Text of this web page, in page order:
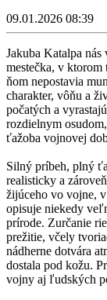
09.01.2026 08:39
Jakuba Katalpa
mestečka, v
ňom nepostavia
charakter, vôňu a
počatých a
rozdielnym
ťažoba vojnovej
Silný príbeh, plný
realisticky a
žijúceho vo vojne,
opisuje niekedy
prírode. Zurčanie
prežitie, včely
nádherne dotvára
dostala pod kožu.
vojny aj ľudských